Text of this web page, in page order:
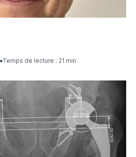
Temps de lecture : 21 min